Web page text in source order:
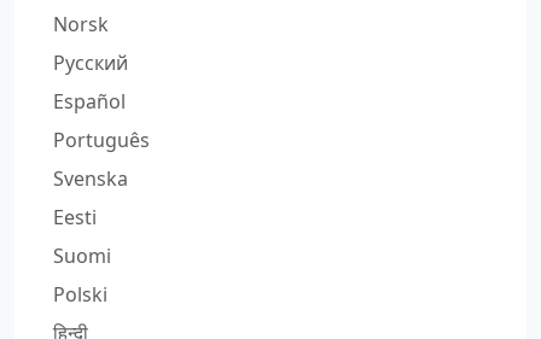
Norsk
Русский
Español
Português
Svenska
Eesti
Suomi
Polski
हिन्दी